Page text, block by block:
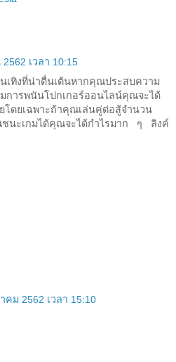
2562 เวลา 10:15
เทิงที่น่าตื่นเต้นหากคุณประสบความ
มการพนันโปกเกอร์ออนไลน์คุณจะได้
โดยเฉพาะถ้าคุณเล่นคู่ต่อสู้จำนวน
นะเกมได้คุณจะได้กำไรมาก ๆ ลิงค์
คม 2562 เวลา 15:10